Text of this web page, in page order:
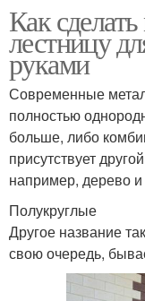
Как
лестницу
руками
Современные
полностью
больше, либо
присутствует
например, дерево
Полукруглые
Другое название
свою очередь,